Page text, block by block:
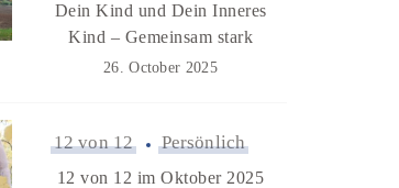
Dein Kind und Dein Inneres
Kind – Gemeinsam stark
26. October 2025
12 von 12 Persönlich
12 von 12 im Oktober 2025